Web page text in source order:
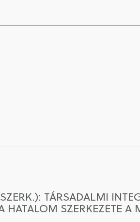
TÁRSADALMI
HATALOM SZERKEZETE A